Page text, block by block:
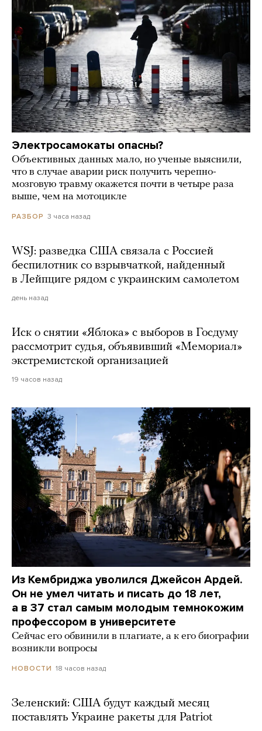
Электросамокаты опасны?
Объективных данных мало, но ученые выяснили,
что в случае аварии риск получить черепно-
мозговую травму окажется почти в четыре раза
выше, чем на мотоцикле
РАЗБОР 3 часа назад
WSJ: разведка США связала с Россией
беспилотник со взрывчаткой, найденный
в Лейпциге рядом с украинским самолетом
день назад
Иск о снятии «Яблока» с выборов в Госдуму
рассмотрит судья, объявивший «Мемориал»
экстремистской организацией
19 часов назад
Из Кембриджа уволился Джейсон Ардей.
Он не умел читать и писать до 18 лет,
а в 37 стал самым молодым темнокожим
профессором в университете
Сейчас его обвинили в плагиате, а к его биографии
возникли вопросы
НОВОСТИ 18 часов назад
Зеленский: США будут каждый месяц
поставлять Украине ракеты для Patriot